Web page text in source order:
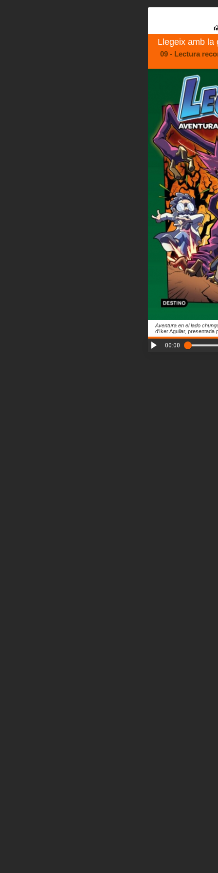
Llegeix amb la
09 - Lectura
Aventura en el lado
d'Iker Aguilar, presentada
00:00